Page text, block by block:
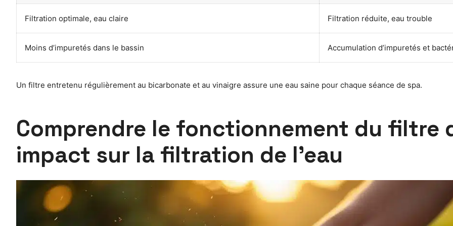
Filtration optimale, eau claire Filtration réduite, eau trouble
Moins d’impuretés dans le bassin Accumulation d’impuretés et
Un filtre entretenu régulièrement au bicarbonate et au vinaigre assure une eau saine pour chaque séance de spa.
Comprendre le fonctionnement du filtre
impact sur la filtration de l’eau